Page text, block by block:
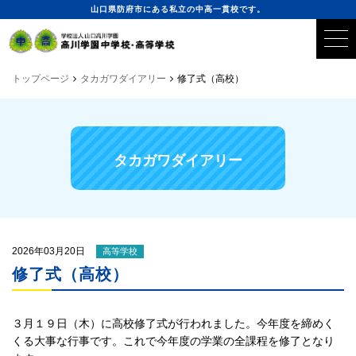
山口県防府市にある私立の中高一貫校です。
トップページ タカガワダイアリー 修了式（高校）
タカガワダイアリー
2026年03月20日 高等学校
修了式（高校）
３月１９日（木）に高校修了式が行われました。今年度を締めく
くる大事な行事です。これで今年度の学業の全課程を修了となり